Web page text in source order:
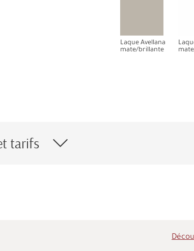
Laque Avellana
mate/brillante
tarifs